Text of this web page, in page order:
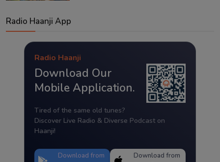
Radio Haanji App
Radio Haanji
Download Our
Mobile Application.
Tired of the same old tunes?
Discover Live Radio & Diverse Podcast on
Haanji!
Download from Download from